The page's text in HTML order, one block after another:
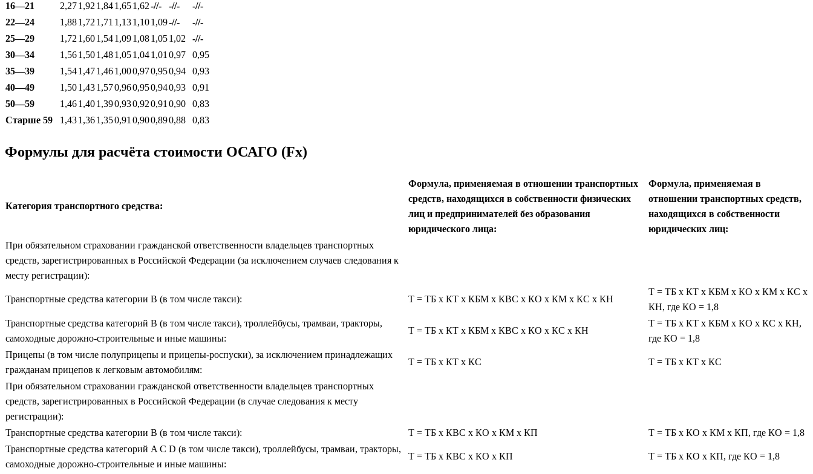
16—21
2,271,92 1,841,651,62-//- -//-
-//-
22—24
1,881,72 1,71 1,131,101,09-//-
-//-
25—29
1,72 1,601,541,091,081,051,02
-//-
30—34
1,561,501,481,051,041,01 0,97
0,95
35—39
1,541,471,461,000,970,950,94
0,93
40—49
1,501,431,570,960,950,940,93
0,91
50—59
1,461,401,390,930,920,91 0,90
0,83
Старше 59
1,431,361,350,91 0,900,890,88 0,83
Формулы для расчёта стоимости ОСАГО (Fx)
Категория транспортного средства:
Формула, применяемая в отношении транспортных
средств, находящихся в собственности физических
лиц и предпринимателей без образования
юридического лица:
Формула, применяемая в
отношении транспортных средств,
находящихся в собственности
юридических лиц:
При обязательном страховании гражданской ответственности владельцев транспортных
средств, зарегистрированных в Российской Федерации (за исключением случаев следования к
месту регистрации):
Транспортные средства категории В (в том числе такси): Т = ТБ x КТ x КБМ x КВС x КО x КМ x КС x КН
Т = ТБ x КТ x КБМ x КО x КМ x КС x
КН, где КО = 1,8
Транспортные средства категорий В (в том числе такси), троллейбусы, трамваи, тракторы,
самоходные дорожно-строительные и иные машины:
Т = ТБ x КТ x КБМ x КВС x КО x КС x КН
Т = ТБ x КТ x КБМ x КО x КС x КН,
где КО = 1,8
Прицепы (в том числе полуприцепы и прицепы-роспуски), за исключением принадлежащих
гражданам прицепов к легковым автомобилям:
Т = ТБ x КТ x КС Т = ТБ x КТ x КС
При обязательном страховании гражданской ответственности владельцев транспортных
средств, зарегистрированных в Российской Федерации (в случае следования к месту
регистрации):
Транспортные средства категории B (в том числе такси):
Т = ТБ x КВС x КО x КМ x КП
Т = ТБ x КО x КМ x КП, где КО = 1,8
Транспортные средства категорий A C D (в том числе такси), троллейбусы, трамваи, тракторы,
самоходные дорожно-строительные и иные машины:
Т = ТБ x КВС x КО x КП Т = ТБ x КО x КП, где КО = 1,8